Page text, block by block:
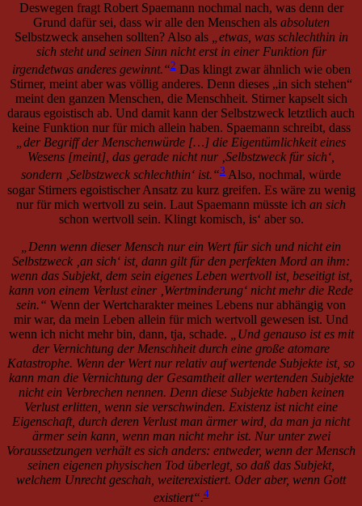
Deswegen fragt Robert Spaemann nochmal nach, was denn der
Grund dafür sei, dass wir alle den Menschen als absoluten
Selbstzweck ansehen sollten? Also als„etwas, was schlechthin in
sich steht und seinen Sinn nicht erst in einer Funktion für
irgendetwas anderes gewinnt.“2Das klingt zwar ähnlich wie oben
Stirner, meint aber was völlig anderes. Denn dieses „in sich stehen“
meint den ganzen Menschen, die Menschheit. Stirner kapselt sich
daraus egoistisch ab. Und damit kann der Selbstzweck letztlich auch
keine Funktion nur für mich allein haben. Spaemann schreibt, dass
„der Begriff der Menschenwürde […] die Eigentümlichkeit eines
Wesens [meint], das gerade nicht nur ‚Selbstzweck für sich‘,
sondern ‚Selbstzweck schlechthin‘ ist.“3 Also, nochmal, würde
sogar Stirners egoistischer Ansatz zu kurz greifen. Es wäre zu wenig
nur für mich wertvoll zu sein. Laut Spaemann müsste ich an sich
schon wertvoll sein. Klingt komisch, is‘ aber so.
„Denn wenn dieser Mensch nur ein Wert für sich und nicht ein
Selbstzweck ‚an sich‘ ist, dann gilt für den perfekten Mord an ihm:
wenn das Subjekt, dem sein eigenes Leben wertvoll ist, beseitigt ist,
kann von einem Verlust einer ‚Wertminderung‘ nicht mehr die Rede
sein.“ Wenn der Wertcharakter meines Lebens nur abhängig von
mir war, da mein Leben allein für mich wertvoll gewesen ist. Und
wenn ich nicht mehr bin, dann, tja, schade. „Und genauso ist es mit
der Vernichtung der Menschheit durch eine große atomare
Katastrophe. Wenn der Wert nur relativ auf wertende Subjekte ist, so
kann man die Vernichtung der Gesamtheit aller wertenden Subjekte
nicht ein Verbrechen nennen. Denn diese Subjekte haben keinen
Verlust erlitten, wenn sie verschwinden. Existenz ist nicht eine
Eigenschaft, durch deren Verlust man ärmer wird, da man ja nicht
ärmer sein kann, wenn man nicht mehr ist. Nur unter zwei
Voraussetzungen verhält es sich anders: entweder, wenn der Mensch
seinen eigenen physischen Tod überlegt, so daß das Subjekt,
welchem Unrecht geschah, weiterexistiert. Oder aber, wenn Gott
existiert“.4